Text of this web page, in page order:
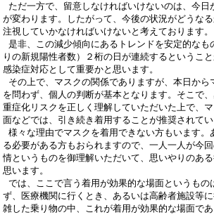
ただ一方で、留意しなければいけないのは、今日
が変わります。したがって、今後の状況がどうな
注視していかなければいけないと考えております。
是非、この減少傾向にあるトレンドを安定的なも
りの新規陽性者数）２桁の日が連続するというこ
感染症対応として重要かと思います。
その上で、マスクの関係でありますが、本日から
を問わず、個人の判断が基本となります。そこで
重症化リスクを正しく理解していただいた上で、
面などでは、引き続き着用することが推奨されてい
様々な理由でマスクを着用できない方もいます。
る必要がある方もおられますので、一人一人が今
情というものを御理解いただいて、思いやりのあ
思います。
では、ここで言う着用が効果的な場面というもの
ず、医療機関に行くとき、あるいは高齢者施設等
雑した乗り物の中、これが着用が効果的な場面で